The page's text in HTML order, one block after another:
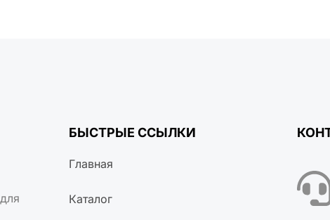
БЫСТРЫЕ ССЫЛКИ
Главная
Каталог